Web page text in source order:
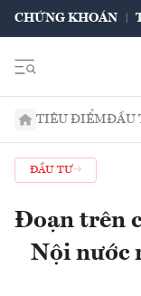
CHỨNG KHOÁN
TIÊU ĐIỂMĐẦU
ĐẦU TƯ
Đoạn trên
Nội nước